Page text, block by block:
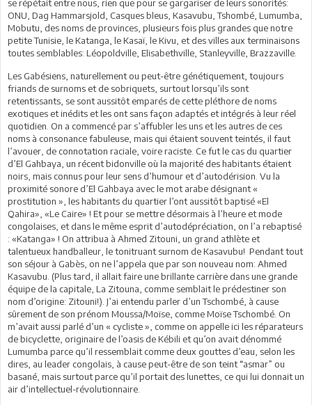
se répétait entre nous, rien que pour se gargariser de leurs sonorités:
ONU, Dag Hammarsjold, Casques bleus, Kasavubu, Tshombé, Lumumba,
Mobutu, des noms de provinces, plusieurs fois plus grandes que notre
petite Tunisie, le Katanga, le Kasaï, le Kivu, et des villes aux terminaisons
toutes semblables: Léopoldville, Elisabethville, Stanleyville, Brazzaville.
Les Gabésiens, naturellement ou peut-être génétiquement, toujours
friands de surnoms et de sobriquets, surtout lorsqu’ils sont
retentissants, se sont aussitôt emparés de cette pléthore de noms
exotiques et inédits et les ont sans façon adaptés et intégrés à leur réel
quotidien. On a commencé par s’affubler les uns et les autres de ces
noms à consonance fabuleuse, mais qui étaient souvent teintés, il faut
l’avouer, de connotation raciale, voire raciste. Ce fut le cas du quartier
d’El Gahbaya, un récent bidonville où la majorité des habitants étaient
noirs, mais connus pour leur sens d’humour et d’autodérision. Vu la
proximité sonore d’El Gahbaya avec le mot arabe désignant «
prostitution », les habitants du quartier l’ont aussitôt baptisé «El
Qahira», «Le Caire» ! Et pour se mettre désormais à l’heure et mode
congolaises, et dans le même esprit d’autodépréciation, on l’a rebaptisé
: «Katanga» ! On attribua à Ahmed Zitouni, un grand athlète et
talentueux handballeur, le tonitruant surnom de Kasavubu! Pendant tout
son séjour à Gabès, on ne l’appela que par son nouveau nom: Ahmed
Kasavubu. (Plus tard, il allait faire une brillante carrière dans une grande
équipe de la capitale, La Zitouna, comme semblait le prédestiner son
nom d’origine: Zitouni!). J’ai entendu parler d’un Tschombé, à cause
sûrement de son prénom Moussa/Moïse, comme Moïse Tschombé. On
m’avait aussi parlé d’un « cycliste », comme on appelle ici les réparateurs
de bicyclette, originaire de l’oasis de Kébili et qu’on avait dénommé
Lumumba parce qu’il ressemblait comme deux gouttes d’eau, selon les
dires, au leader congolais, à cause peut-être de son teint “asmar” ou
basané, mais surtout parce qu’il portait des lunettes, ce qui lui donnait un
air d’intellectuel-révolutionnaire.